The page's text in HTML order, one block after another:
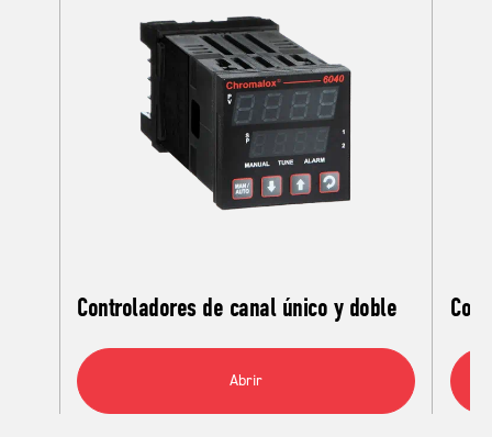
Controladores de canal único y doble
Abrir